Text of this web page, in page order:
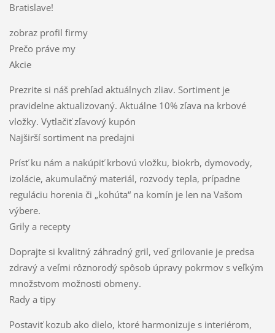
Bratislave!
zobraz profil firmy
Prečo práve my
Akcie
Prezrite si náš prehľad aktuálnych zliav. Sortiment je
pravidelne aktualizovaný. Aktuálne 10% zľava na krbové
vložky. Vytlačiť zľavový kupón
Najširší sortiment na predajni
Prísť ku nám a nakúpiť krbovú vložku, biokrb, dymovody,
izolácie, akumulačný materiál, rozvody tepla, prípadne
reguláciu horenia či „kohúta“ na komín je len na Vašom
výbere.
Grily a recepty
Doprajte si kvalitný záhradný gril, veď grilovanie je predsa
zdravý a veľmi rôznorodý spôsob úpravy pokrmov s veľkým
množstvom možnosti obmeny.
Rady a tipy
Postaviť kozub ako dielo, ktoré harmonizuje s interiérom,